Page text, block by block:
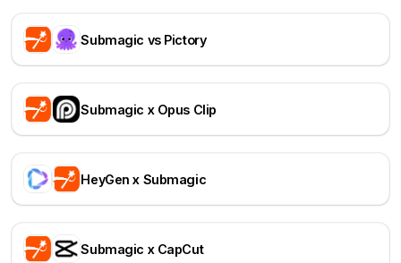
Submagic vs Pictory
Submagic x Opus Clip
HeyGen x Submagic
Submagic x CapCut